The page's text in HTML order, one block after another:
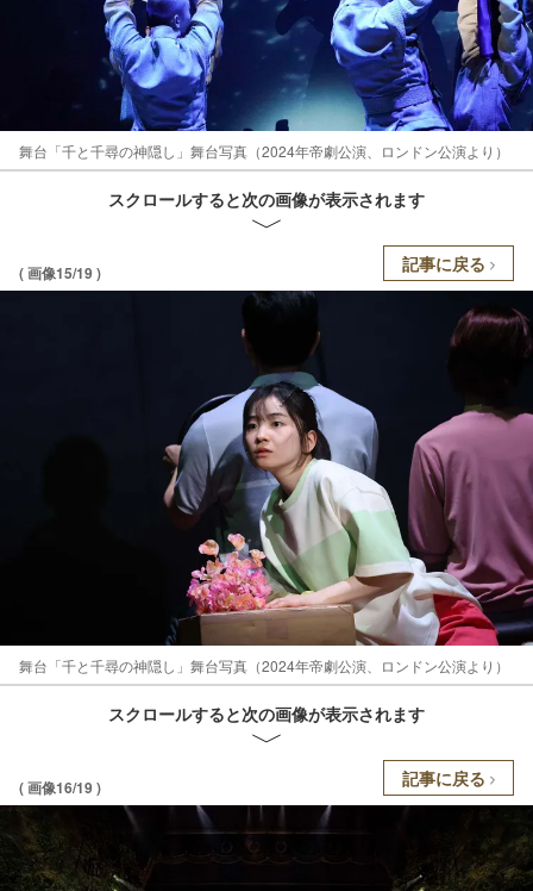
舞台「千と千尋の神隠し」舞台写真（2024年帝劇公演、ロンドン公演より）
スクロールすると次の画像が表示されます
( 画像15/19 ) 記事に戻る
舞台「千と千尋の神隠し」舞台写真（2024年帝劇公演、ロンドン公演より）
スクロールすると次の画像が表示されます
( 画像16/19 ) 記事に戻る